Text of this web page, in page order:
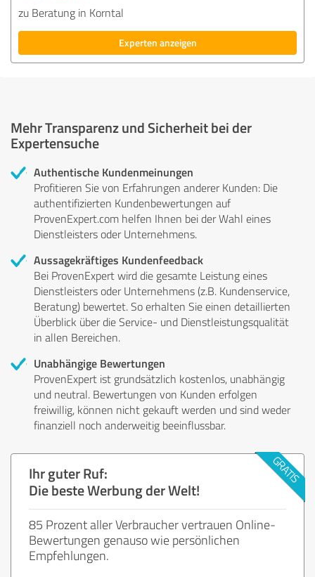
zu Beratung in Korntal
Experten anzeigen
Mehr Transparenz und Sicherheit bei der
Expertensuche
Authentische Kundenmeinungen
Profitieren Sie von Erfahrungen anderer Kunden: Die
authentifizierten Kundenbewertungen auf
ProvenExpert.com helfen Ihnen bei der Wahl eines
Dienstleisters oder Unternehmens.
Aussagekräftiges Kundenfeedback
Bei ProvenExpert wird die gesamte Leistung eines
Dienstleisters oder Unternehmens (z.B. Kundenservice,
Beratung) bewertet. So erhalten Sie einen detaillierten
Überblick über die Service- und Dienstleistungsqualität
in allen Bereichen.
Unabhängige Bewertungen
ProvenExpert ist grundsätzlich kostenlos, unabhängig
und neutral. Bewertungen von Kunden erfolgen
freiwillig, können nicht gekauft werden und sind weder
finanziell noch anderweitig beeinflussbar.
Ihr guter Ruf:
Die beste Werbung der Welt!
85 Prozent aller Verbraucher vertrauen Online-
Bewertungen genauso wie persönlichen
Empfehlungen.